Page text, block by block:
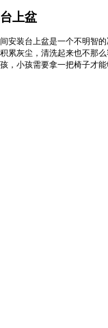
上盆
安装台上盆是一个不明智
累灰尘，清洗起来也不那
，小孩需要拿一把椅子才